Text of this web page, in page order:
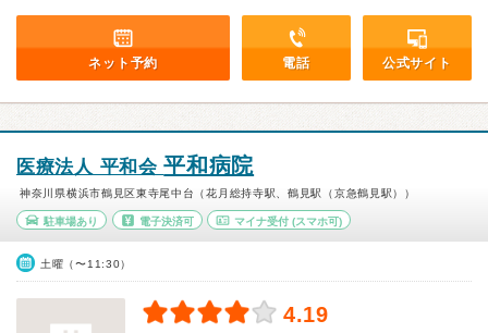
ネット予約 電話 公式サイト
医療法人 平和会平和病院
神奈川県横浜市鶴見区東寺尾中台（花月総持寺駅、鶴見駅（京急鶴見駅））
駐車場あり 電子決済可 マイナ受付 (スマホ可)
土曜（〜11:30）
4.19